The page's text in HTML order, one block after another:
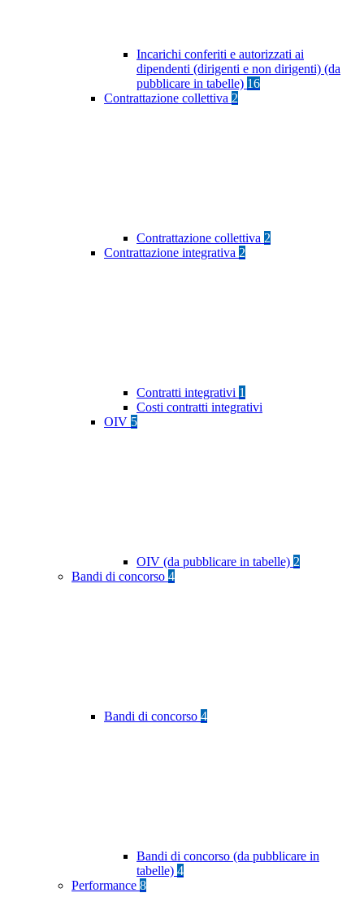
Incarichi conferiti e autorizzati ai
dipendenti (dirigenti e non dirigenti) (da
pubblicare in tabelle) 16
Contrattazione collettiva 2
Contrattazione collettiva 2
Contrattazione integrativa 2
Contratti integrativi 1
Costi contratti integrativi
OIV 5
OIV (da pubblicare in tabelle) 2
Bandi di concorso 4
Bandi di concorso 4
Bandi di concorso (da pubblicare in
tabelle) 4
Performance 8